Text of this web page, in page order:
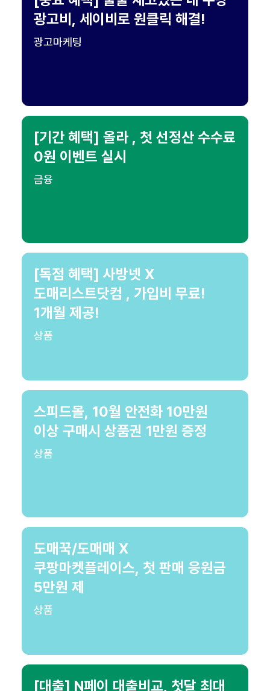
광고비, 세이비로 원클릭 해결!
광고마케팅
[기간 혜택] 올라 , 첫 선정산 수수료
0원 이벤트 실시
금융
[독점 혜택] 사방넷 X
도매리스트닷컴 , 가입비 무료!
1개월 제공!
상품
스피드몰, 10월 안전화 10만원
이상 구매시 상품권 1만원 증정
상품
도매꾹/도매매 X
쿠팡마켓플레이스, 첫 판매 응원금
5만원 제
상품
[대출] N페이 대출비교, 첫달 최대